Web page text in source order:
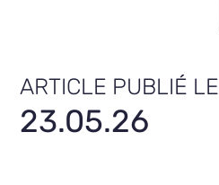
ARTICLE PUBLIÉ LE
23.05.26